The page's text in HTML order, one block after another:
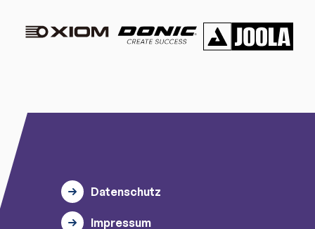
Datenschutz
Impressum